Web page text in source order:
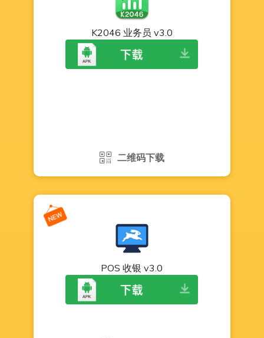
K2046 业务员 v3.0
二维码下载
POS 收银 v3.0